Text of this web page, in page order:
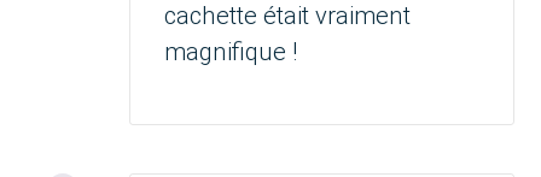
cachette était vraiment
magnifique !